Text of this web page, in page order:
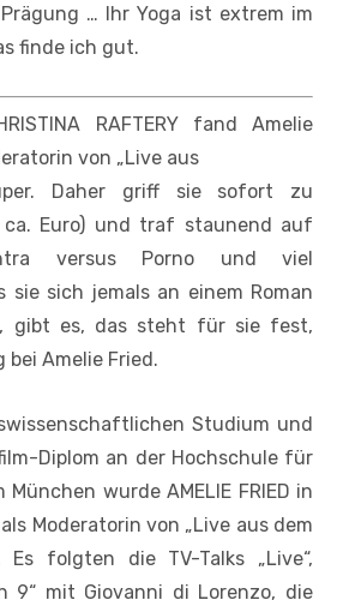
… Ihr Yoga ist extrem im
finde ich gut.
RAFTERY fand Amelie
von „Live aus
Daher griff sie sofort zu
ca. Euro) und traf staunend auf
versus Porno und viel
sie sich jemals an einem Roman
gibt es, das steht für sie fest,
bei Amelie Fried.
Studium und
Diplom an der Hochschule für
wurde AMELIE FRIED in
Moderatorin von „Live aus dem
Es folgten die TV-Talks „Live“,
9“ mit Giovanni di Lorenzo, die